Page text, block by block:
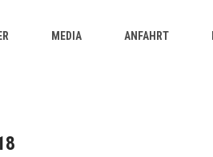
MEDIA ANFAHRT